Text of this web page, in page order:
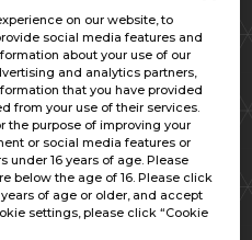
神奈川県
うーω／ノスケ財団
42,828pt
ありがとう
ありがとう
ありがとう
on our website, to
social media features and
about your use of our
and analytics partners,
that you have provided
from your use of their services.
the purpose of improving your
or social media features or
under 16 years of age. Please
below the age of 16. Please click
of age or older, and accept
settings, please click “Cookie